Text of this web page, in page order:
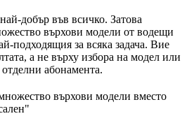
добър във всичко. Затова
върхови модели от водещи
подходящия за всяка задача. Вие
а не върху избора на модел или
абонамента.
върхови модели вместо